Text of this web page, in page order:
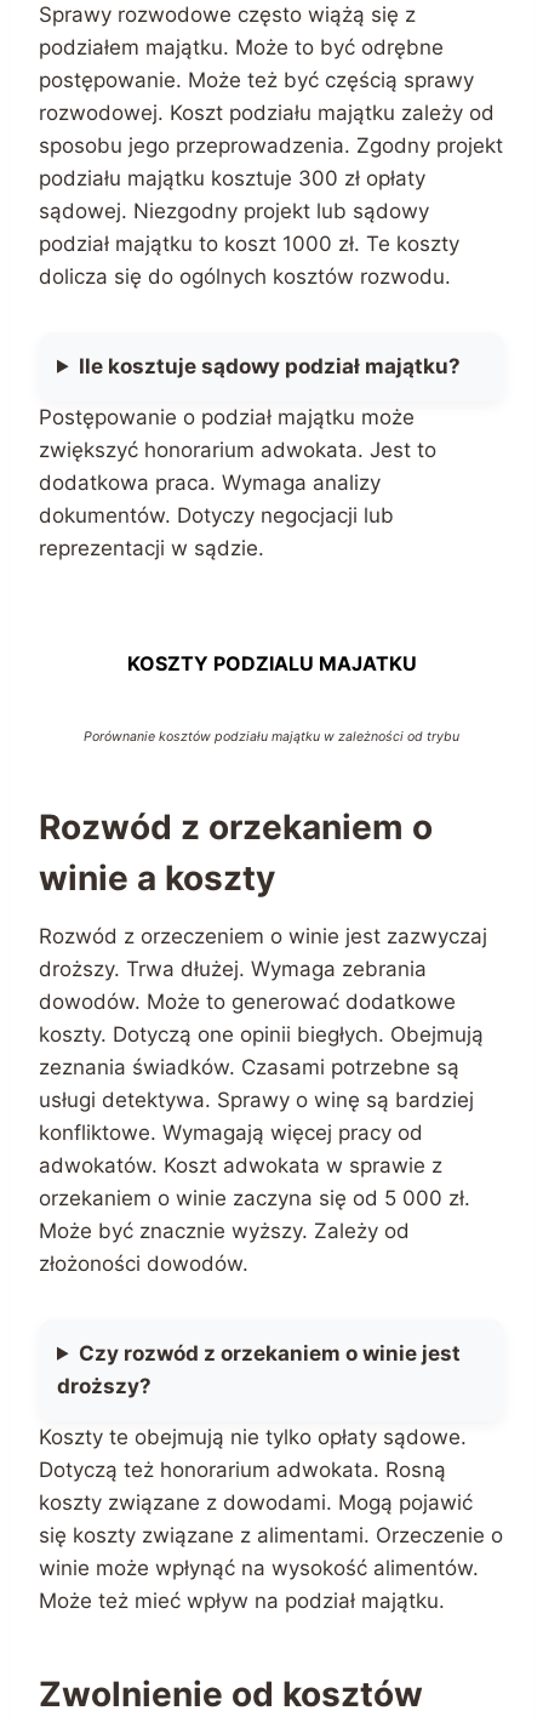
Sprawy rozwodowe często wiążą się z
podziałem majątku. Może to być odrębne
postępowanie. Może też być częścią sprawy
rozwodowej. Koszt podziału majątku zależy od
sposobu jego przeprowadzenia. Zgodny projekt
podziału majątku kosztuje 300 zł opłaty
sądowej. Niezgodny projekt lub sądowy
podział majątku to koszt 1000 zł. Te koszty
dolicza się do ogólnych kosztów rozwodu.
Ile kosztuje sądowy podział majątku?
Postępowanie o podział majątku może
zwiększyć honorarium adwokata. Jest to
dodatkowa praca. Wymaga analizy
dokumentów. Dotyczy negocjacji lub
reprezentacji w sądzie.
KOSZTY PODZIALU MAJATKU
Porównanie kosztów podziału majątku w zależności od trybu
Rozwód z orzekaniem o
winie a koszty
Rozwód z orzeczeniem o winie jest zazwyczaj
droższy. Trwa dłużej. Wymaga zebrania
dowodów. Może to generować dodatkowe
koszty. Dotyczą one opinii biegłych. Obejmują
zeznania świadków. Czasami potrzebne są
usługi detektywa. Sprawy o winę są bardziej
konfliktowe. Wymagają więcej pracy od
adwokatów. Koszt adwokata w sprawie z
orzekaniem o winie zaczyna się od 5 000 zł.
Może być znacznie wyższy. Zależy od
złożoności dowodów.
Czy rozwód z orzekaniem o winie jest
droższy?
Koszty te obejmują nie tylko opłaty sądowe.
Dotyczą też honorarium adwokata. Rosną
koszty związane z dowodami. Mogą pojawić
się koszty związane z alimentami. Orzeczenie o
winie może wpłynąć na wysokość alimentów.
Może też mieć wpływ na podział majątku.
Zwolnienie od kosztów